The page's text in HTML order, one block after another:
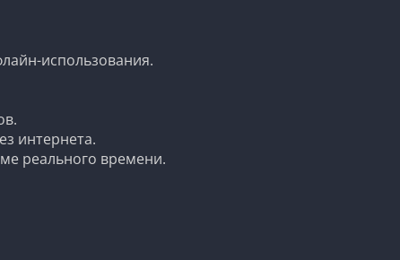
использования.
интернета.
реального времени.